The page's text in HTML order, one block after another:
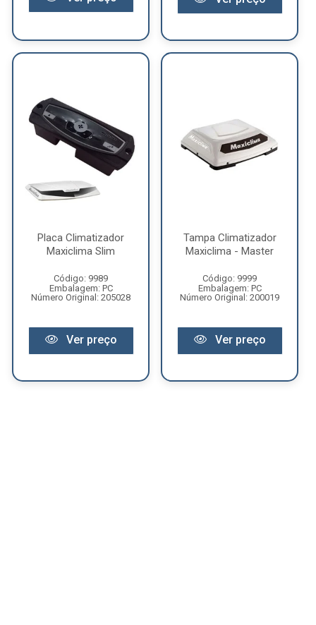
Placa Climatizador
Maxiclima Slim
Código: 9989
Embalagem: PC
Número Original: 205028
Ver preço
Tampa Climatizador
Maxiclima - Master
Código: 9999
Embalagem: PC
Número Original: 200019
Ver preço